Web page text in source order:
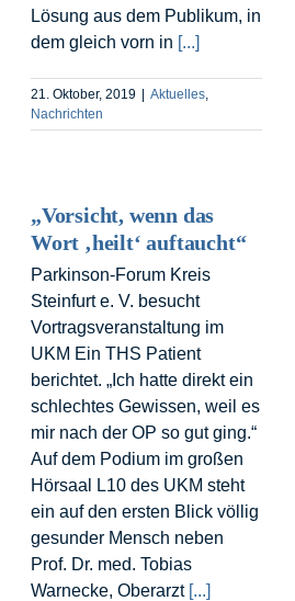
Lösung aus dem Publikum, in
dem gleich vorn in [...]
21. Oktober, 2019 | Aktuelles
Nachrichten
„Vorsicht, wenn das
Wort ‚heilt‘ auftaucht“
Parkinson-Forum Kreis
Steinfurt e. V. besucht
Vortragsveranstaltung im
UKM Ein THS Patient
berichtet. „Ich hatte direkt ein
schlechtes Gewissen, weil es
mir nach der OP so gut ging.“
Auf dem Podium im großen
Hörsaal L10 des UKM steht
ein auf den ersten Blick völlig
gesunder Mensch neben
Prof. Dr. med. Tobias
Warnecke, Oberarzt [...]